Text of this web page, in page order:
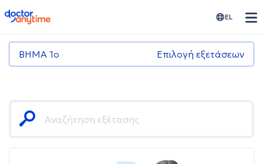
doctoranytime EL
ΒΗΜΑ 1ο Επιλογή εξετάσεων